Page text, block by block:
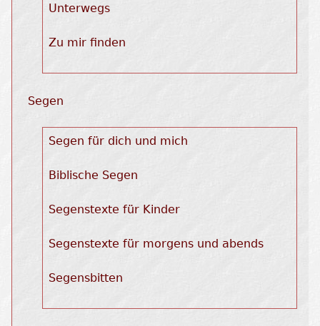
Unterwegs
Zu mir finden
Segen
Segen für dich und mich
Biblische Segen
Segenstexte für Kinder
Segenstexte für morgens und abends
Segensbitten